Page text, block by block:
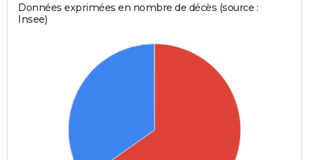
Données exprimées en nombre de décès (source :
Insee)